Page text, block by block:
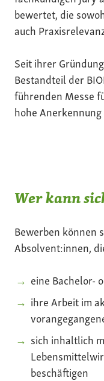
bewertet, die
auch
Seit ihrer
Bestandteil der
führenden Messe
hohe
Wer kann
Bewerben können
Absolvent:innen,
eine Bachelor-
ihre Arbeit im
sich inhaltlich
beschäftigen